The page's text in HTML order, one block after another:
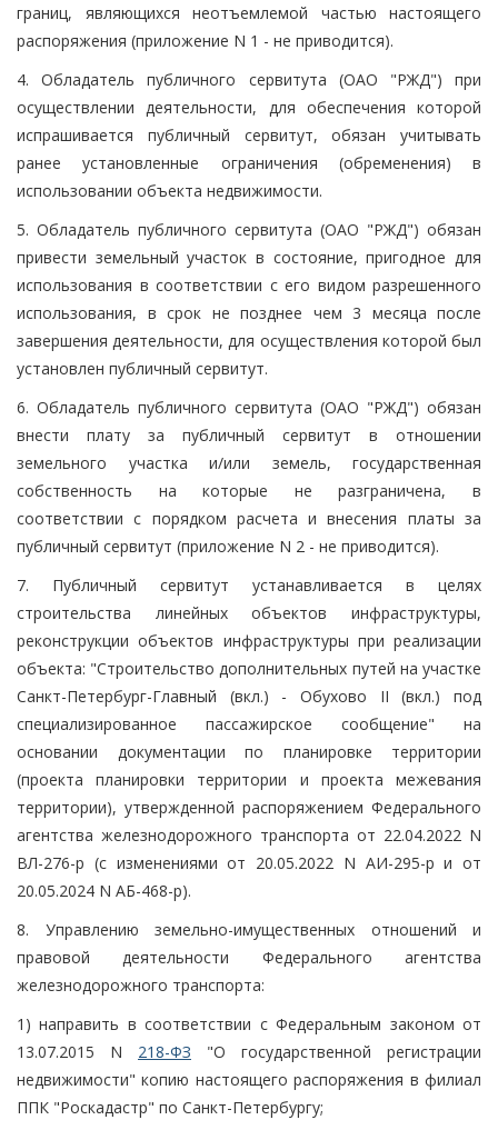
границ, являющихся неотъемлемой частью настоящего
распоряжения (приложение N 1 - не приводится).
4. Обладатель публичного сервитута (ОАО "РЖД") при
осуществлении деятельности, для обеспечения которой
испрашивается публичный сервитут, обязан учитывать
ранее установленные ограничения (обременения) в
использовании объекта недвижимости.
5. Обладатель публичного сервитута (ОАО "РЖД") обязан
привести земельный участок в состояние, пригодное для
использования в соответствии с его видом разрешенного
использования, в срок не позднее чем 3 месяца после
завершения деятельности, для осуществления которой был
установлен публичный сервитут.
6. Обладатель публичного сервитута (ОАО "РЖД") обязан
внести плату за публичный сервитут в отношении
земельного участка и/или земель, государственная
собственность на которые не разграничена, в
соответствии с порядком расчета и внесения платы за
публичный сервитут (приложение N 2 - не приводится).
7. Публичный сервитут устанавливается в целях
строительства линейных объектов инфраструктуры,
реконструкции объектов инфраструктуры при реализации
объекта: "Строительство дополнительных путей на участке
Санкт-Петербург-Главный (вкл.) - Обухово II (вкл.) под
специализированное пассажирское сообщение" на
основании документации по планировке территории
(проекта планировки территории и проекта межевания
территории), утвержденной распоряжением Федерального
агентства железнодорожного транспорта от 22.04.2022 N
ВЛ-276-р (с изменениями от 20.05.2022 N АИ-295-р и от
20.05.2024 N АБ-468-р).
8. Управлению земельно-имущественных отношений и
правовой деятельности Федерального агентства
железнодорожного транспорта:
1) направить в соответствии с Федеральным законом от
13.07.2015 N 218-ФЗ "О государственной регистрации
недвижимости" копию настоящего распоряжения в филиал
ППК "Роскадастр" по Санкт-Петербургу;